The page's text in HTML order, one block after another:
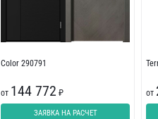
Color 290791
от 144 772 ₽
ЗАЯВКА НА РАСЧЕТ
от